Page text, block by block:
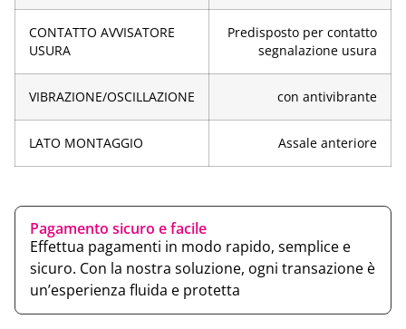
CONTATTO AVVISATORE
USURA
Predisposto per contatto
segnalazione usura
VIBRAZIONE/OSCILLAZIONE con antivibrante
LATO MONTAGGIO Assale anteriore
Pagamento sicuro e facile
Effettua pagamenti in modo rapido, semplice e
sicuro. Con la nostra soluzione, ogni transazione è
un’esperienza fluida e protetta